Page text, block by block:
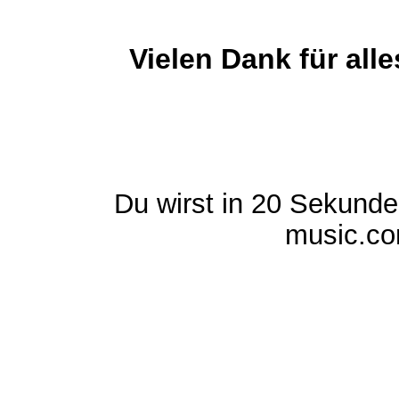
Vielen Dank für
Du wirst in 20